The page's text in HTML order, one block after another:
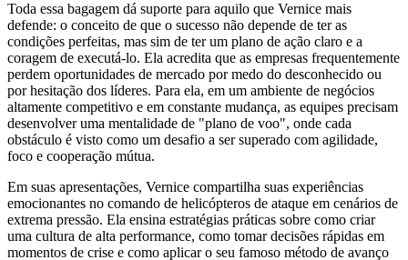
Toda essa bagagem dá suporte para aquilo que Vernice mais
defende: o conceito de que o sucesso não depende de ter as
condições perfeitas, mas sim de ter um plano de ação claro e a
coragem de executá-lo. Ela acredita que as empresas frequentemente
perdem oportunidades de mercado por medo do desconhecido ou
por hesitação dos líderes. Para ela, em um ambiente de negócios
altamente competitivo e em constante mudança, as equipes precisam
desenvolver uma mentalidade de "plano de voo", onde cada
obstáculo é visto como um desafio a ser superado com agilidade,
foco e cooperação mútua.
Em suas apresentações, Vernice compartilha suas experiências
emocionantes no comando de helicópteros de ataque em cenários de
extrema pressão. Ela ensina estratégias práticas sobre como criar
uma cultura de alta performance, como tomar decisões rápidas em
momentos de crise e como aplicar o seu famoso método de avanço